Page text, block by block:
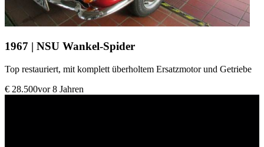
1967 | NSU Wankel-Spider
Top restauriert, mit komplett überholtem Ersatzmotor und Getriebe
€ 28.500vor 8 Jahren